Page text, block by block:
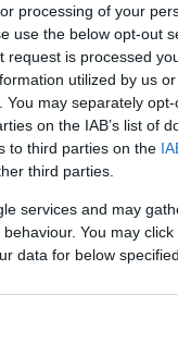
processing of your
use the below opt-out
request is processed
utilized by us
may separately
on the IAB’s list of
to third parties on the
third parties.
services and may
You may
data for below